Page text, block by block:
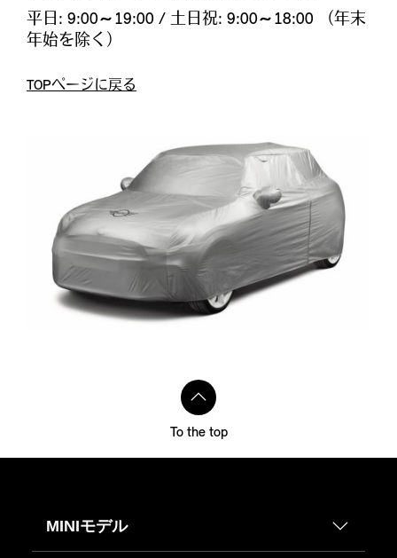
平日: 9:00～19:00 / 土日祝: 9:00～18:00 （年末
年始を除く）
TOPページに戻る
To the top
MINIモデル